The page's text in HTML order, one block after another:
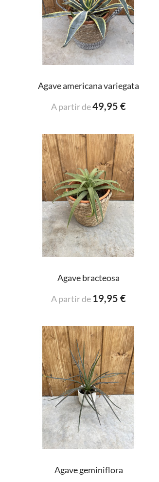
Agave americana variegata
A partir de49,95 €
Agave bracteosa
A partir de 19,95 €
Agave geminiflora